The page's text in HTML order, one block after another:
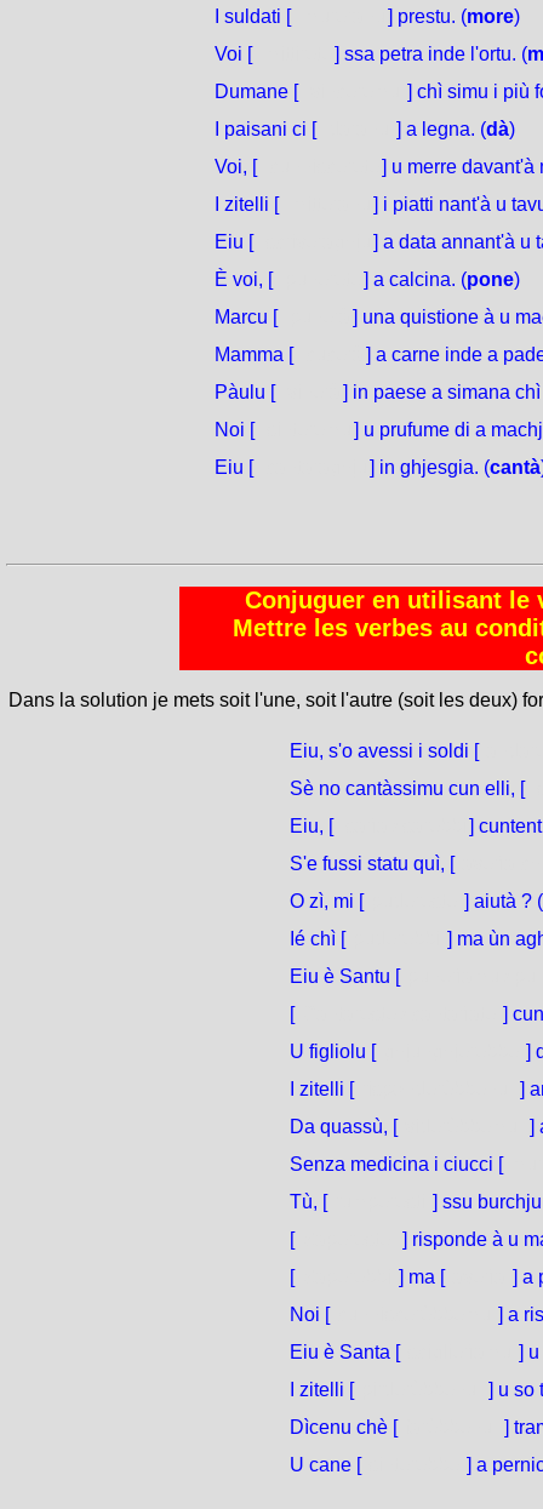
I suldati [
] prestu. (more)
Voi [
] ssa petra inde l'ortu. (
Dumane [
] chì simu i più
I paisani ci [
] a legna. (dà)
Voi, [
] u merre davant'à
I zitelli [
] i piatti nant'à u
Eiu [
] a data annant'à u
È voi, [
] a calcina. (pone)
Marcu [
] una quistione à u
Mamma [
] a carne inde a
Pàulu [
] in paese a simana
Noi [
] u prufume di a
Eiu [
] in ghjesgia. (cantà
Conjuguer en utilisant le
Mettre les verbes au
Dans la solution je mets soit l'une, soit l'autre (soit les deux)
Eiu, s'o avessi i soldi [
Sè no cantàssimu cun elli, [
Eiu, [
]
S'e fussi statu quì, [
O zì, mi [
] aiutà ? (
Ié chì [
] ma ùn
Eiu è Santu [
[
]
U figliolu [
]
I zitelli [
]
Da quassù, [
]
Senza medicina i ciucci [
Tù, [
] ssu
[
] risponde à u
[
] ma [
] a
Noi [
] a
Eiu è Santa [
]
I zitelli [
] u so
Dìcenu chè [
]
U cane [
] a